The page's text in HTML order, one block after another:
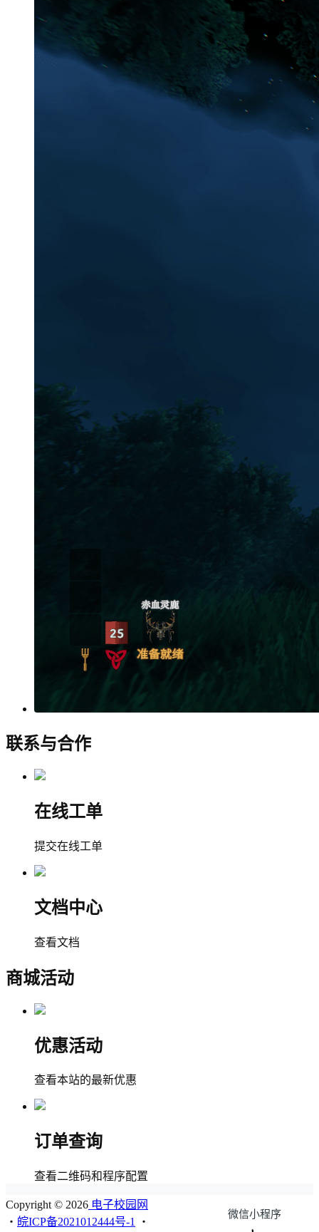
联系与合作
在线工单
提交在线工单
文档中心
查看文档
商城活动
优惠活动
查看本站的最新优惠
订单查询
查看二维码和程序配置
微信小程序
Copyright © 2026 电子校园网
・ 皖ICP备2021012444号-1 ・